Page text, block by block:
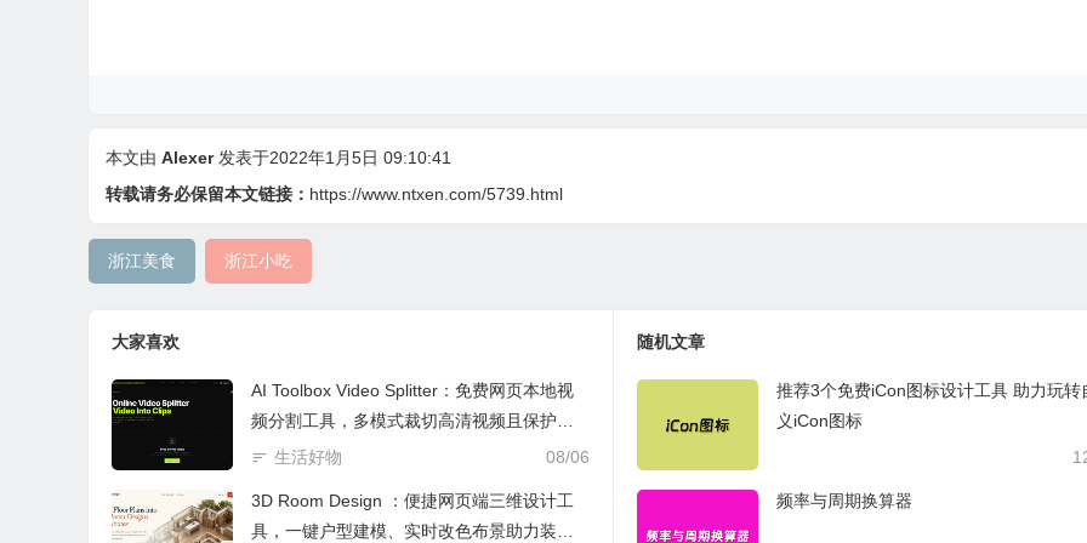
本文由 Alexer 发表于2022年1月5日 09:10:41
转载请务必保留本文链接： https://www.ntxen.com/5739.html
浙江美食 浙江小吃
大家喜欢
AI Toolbox Video Splitter：免费网页本地视
频分割工具，多模式裁切高清视频且保护隐
私
08/06
生活好物
3D Room Design ：便捷网页端三维设计工
具，一键户型建模、实时改色布景助力装修
随机文章
推荐3个免费iCon图标设计工具 助力玩转
义iCon图标
频率与周期换算器